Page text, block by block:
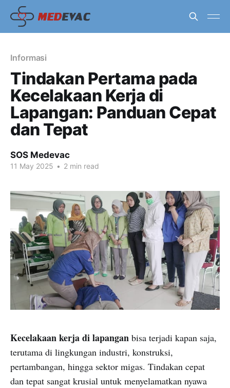
Informasi
Tindakan Pertama pada
Kecelakaan Kerja di
Lapangan: Panduan Cepat
dan Tepat
SOS Medevac
11 May 2025 • 2 min read
Kecelakaan kerja di lapangan bisa terjadi kapan saja,
terutama di lingkungan industri, konstruksi,
pertambangan, hingga sektor migas. Tindakan cepat
dan tepat sangat krusial untuk menyelamatkan nyawa